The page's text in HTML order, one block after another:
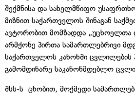
შექმნისა და სახელმწიფო
მიზნით საქართველოს შინაგან
ავტორობით მომზადდა „უცხოელთა
არმქონე პირთა სამართლებრივი
საქართველოს კანონში ცვლილების
გამომდინარე საკანონმდებლო
შსს-ს ცნობით, მოქმედი